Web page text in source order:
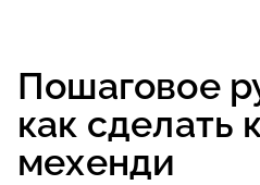
Пошаговое
как сделать
мехенди